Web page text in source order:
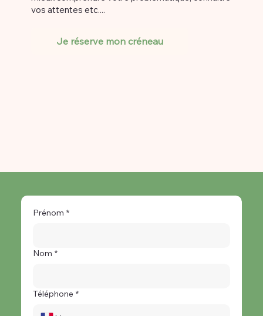
vos attentes etc....
Je réserve mon créneau
Prénom *
Nom *
Téléphone *